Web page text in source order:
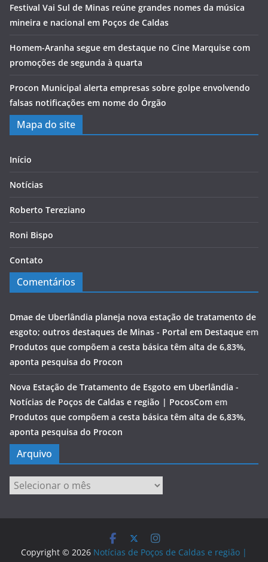
Festival Vai Sul de Minas reúne grandes nomes da música
mineira e nacional em Poços de Caldas
Homem-Aranha segue em destaque no Cine Marquise com
promoções de segunda à quarta
Procon Municipal alerta empresas sobre golpe envolvendo
falsas notificações em nome do Órgão
Mapa do site
Início
Notícias
Roberto Tereziano
Roni Bispo
Contato
Comentários
Dmae de Uberlândia planeja nova estação de tratamento de
esgoto; outros destaques de Minas - Portal em Destaque em
Produtos que compõem a cesta básica têm alta de 6,83%,
aponta pesquisa do Procon
Nova Estação de Tratamento de Esgoto em Uberlândia -
Notícias de Poços de Caldas e região | PocosCom em
Produtos que compõem a cesta básica têm alta de 6,83%,
aponta pesquisa do Procon
Arquivo
Arquivo
Copyright © 2026 Notícias de Poços de Caldas e região |